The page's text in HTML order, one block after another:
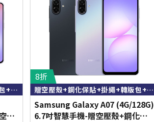
贈空壓殼+鋼化保貼+掛繩+韓版包+指環支架+噴劑
壓
8折
贈空壓殼+鋼化保貼+掛繩+韓版包+指環支架+噴劑
Samsung Galaxy A07 (4G/128G)
6.7吋智慧手機-贈空壓殼+鋼化保